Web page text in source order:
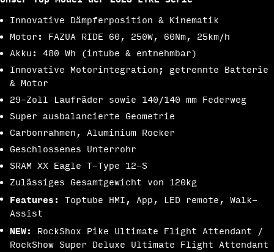
Innovative Dämpferposition & Kinematik
Motor: FAZUA RIDE 60, 250W, 60Nm, 25km/h
Akku: 480 Wh (intube & entnehmbar)
Innovative Motorintegration; getrennte Batterie
& Motor
29-Zoll Laufräder sowie 140/140 mm Federweg
Super ausbalancierte Geometrie
Carbonrahmen, Aluminium Rocker
Geschlossenes Unterrohr
SRAM XX Eagle T-Type 12-S
Zulässiges Gesamtgewicht von 120kg
Features : Toptube HMI, App, LED remote, Walk-
Assist
NEW: RockShox Pike Ultimate Flight Attendant /
RockShow Super Deluxe Ultimate Flight Attendant